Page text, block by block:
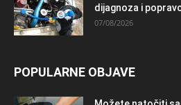
dijagnoza i
07/08/2026
POPULARNE OBJAVE